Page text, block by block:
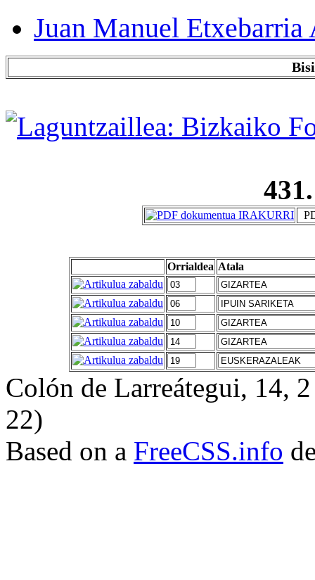
Juan Manuel Etxebarria
Orrialdea Atala
Colón de Larreátegui, 14,
22)
Based on a FreeCSS.info